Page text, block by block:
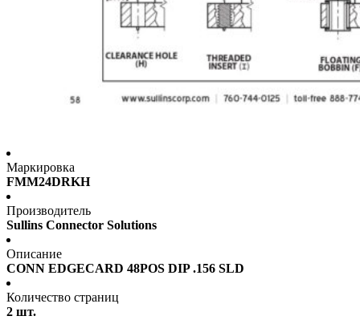
Маркировка
FMM24DRKH
Производитель
Sullins Connector Solutions
Описание
CONN EDGECARD 48POS DIP .156 SLD
Количество страниц
2 шт.